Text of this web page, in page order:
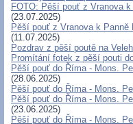
FOTO: Pěší pouť z Vranova
(23.07.2025)
Pěší pouť z Vranova k
(11.07.2025)
Pozdrav z pěší poutě na
Promítání fotek z pěší pouti
Pěší pouť do Říma - Mons.
(28.06.2025)
Pěší pouť do Říma - Mons.
Pěší pouť do Říma - Mons.
(23.06.2025)
Pěší pouť do Říma - Mons.